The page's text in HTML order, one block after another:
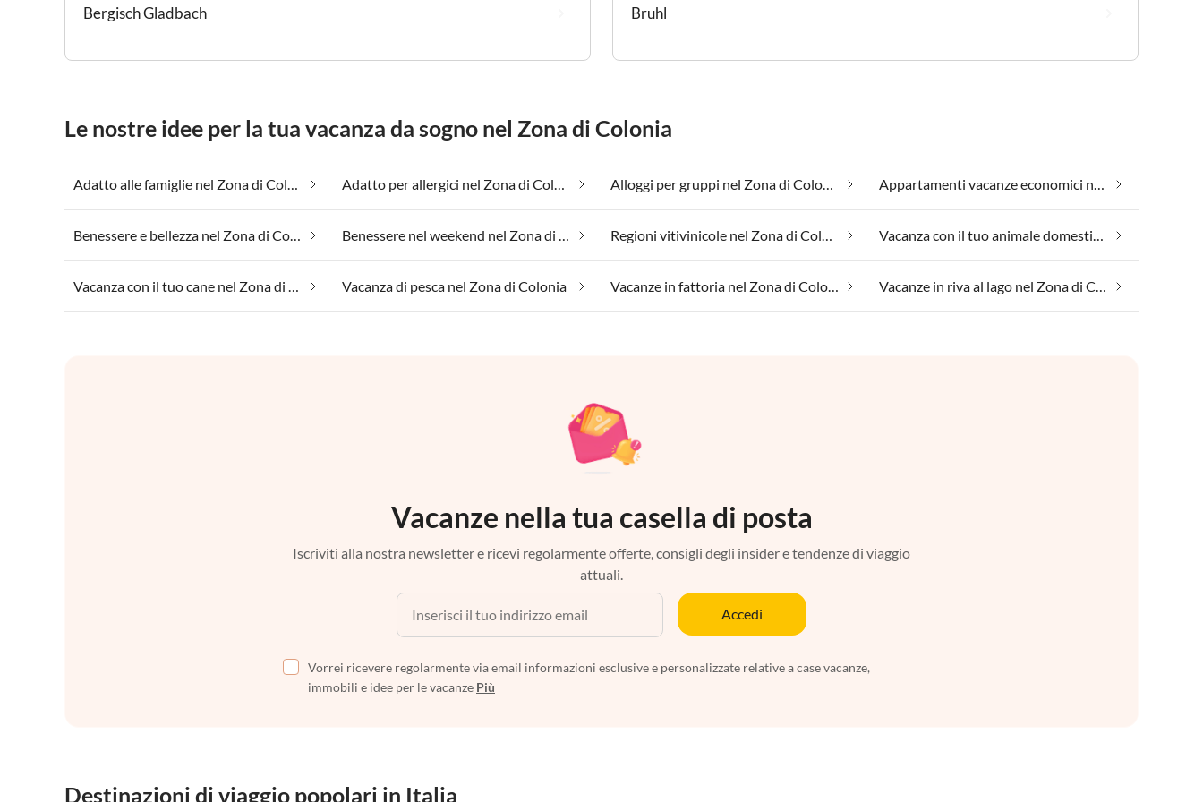
Bergisch Gladbach Bruhl
Le nostre idee per la tua vacanza da sogno nel Zona di Colonia
Adatto alle famiglie nel Zona di Colonia Adatto per allergici nel Zona di Colonia Alloggi per gruppi nel Zona di Colonia Appartamenti vacanze economici nel Zona di Colonia
Benessere e bellezza nel Zona di Colonia Benessere nel weekend nel Zona di Colonia Regioni vitivinicole nel Zona di Colonia Vacanza con il tuo animale domestico nel Zona di Colonia
Vacanza con il tuo cane nel Zona di Colonia Vacanza di pesca nel Zona di Colonia Vacanze in fattoria nel Zona di Colonia Vacanze in riva al lago nel Zona di Colonia
Vacanze nella tua casella di posta
Iscriviti alla nostra newsletter e ricevi regolarmente offerte, consigli degli insider e tendenze di viaggio
attuali.
Accedi
Vorrei ricevere regolarmente via email informazioni esclusive e personalizzate relative a case vacanze,
immobili e idee per le vacanze Più
Destinazioni di viaggio popolari in Italia